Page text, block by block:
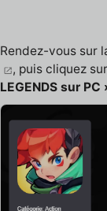
Rendez-vous sur
, puis cliquez
LEGENDS sur PC